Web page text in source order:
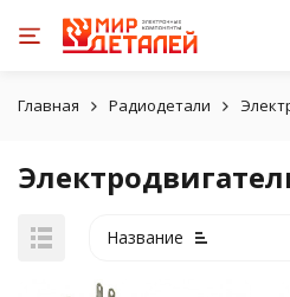
Главная Радиодетали
Название